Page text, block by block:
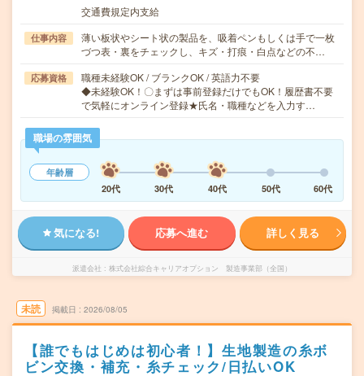
交通費規定内支給
仕事内容
薄い板状やシート状の製品を、吸着ペンもしくは手で一枚
づつ表・裏をチェックし、キズ・打痕・白点などの不…
応募資格
職種未経験OK / ブランクOK / 英語力不要
◆未経験OK！〇まずは事前登録だけでもOK！履歴書不要
で気軽にオンライン登録★氏名・職種などを入力す…
職場の雰囲気
年齢層
20代
30代 40代 50代 60代
気になる! 応募へ進む 詳しく見る
派遣会社 株式会社綜合キャリアオプション 製造事業部（全国）
未読 掲載日 2026/08/05
【誰でもはじめは初心者！】生地製造の糸ボ
ビン交換・補充・糸チェック/日払いOK